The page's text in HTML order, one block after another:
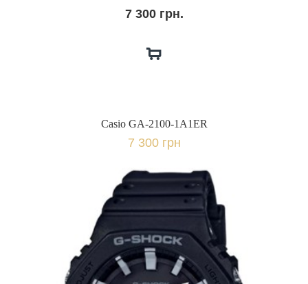
7 300 грн.
Casio GA-2100-1A1ER
7 300 грн